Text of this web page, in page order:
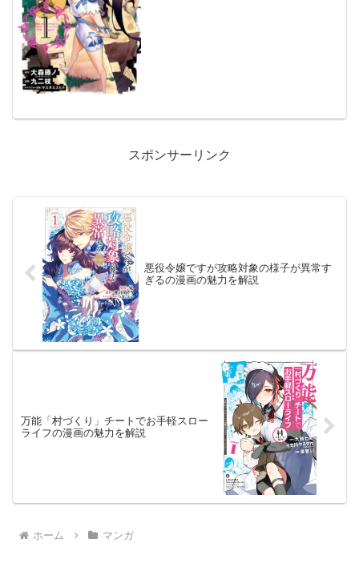
スポンサーリンク
悪役令嬢ですが攻略対象の様子が異常す
ぎるの漫画の魅力を解説
万能「村づくり」チートでお手軽スロー
ライフの漫画の魅力を解説
ホーム マンガ